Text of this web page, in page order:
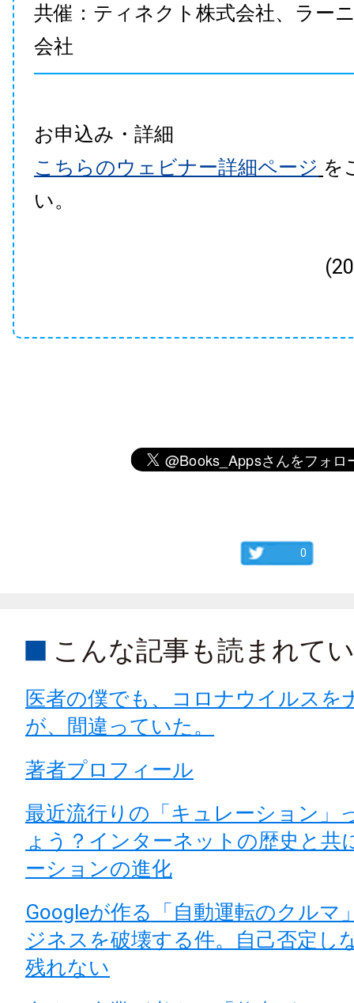
共催：ティネクト株式会社、ラー
会社
お申込み・詳細
こちらのウェビナー詳細ページ を
い。
0
こんな記事も読まれて
医者の僕でも、コロナウイルスを
が、間違っていた。
著者プロフィール
最近流行りの「キュレーション」
ょう？インターネットの歴史と共
ーションの進化
Googleが作る「自動運転のクルマ
ジネスを破壊する件。自己否定し
残れない